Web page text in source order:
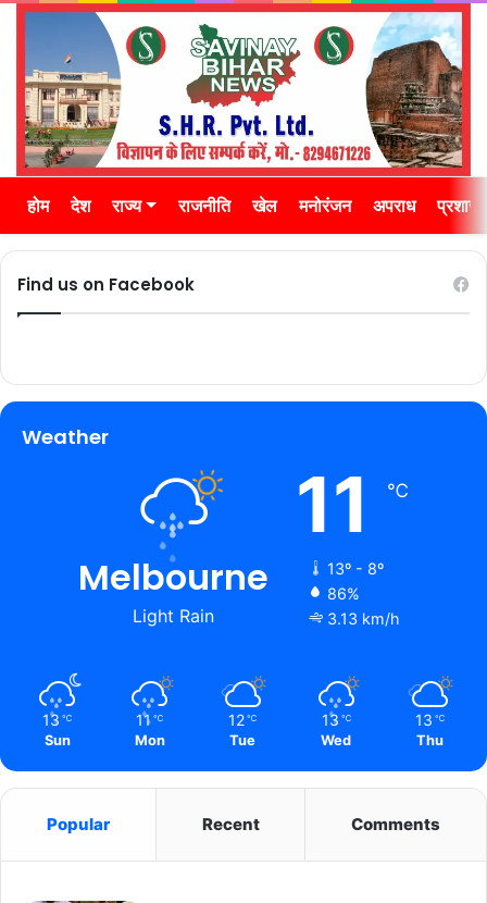
होम देश राज्य राजनीति खेल मनोरंजन अपराध
Find us on Facebook
Weather
Melbourne
Light Rain
11 ℃
13º - 8º
86%
3.13 km/h
13 ℃
Sun
11 ℃
Mon
12 ℃
Tue
13 ℃
Wed
13 ℃
Thu
Popular Recent Comments